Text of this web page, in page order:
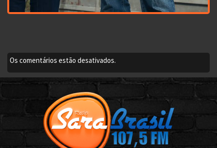
Os comentários estão desativados.